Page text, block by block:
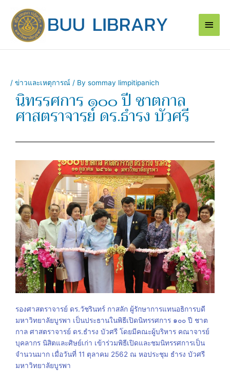
content
Main
/ ข่าวและเหตุการณ์ / By sommay limpitipanich
นิทรรศการ ๑๐๐ ปี ชาตกาล
ศาสตราจารย์ ดร.ธำรง บัวศรี
รองศาสตราจารย์ ดร.วัชรินทร์ กาสลัก ผู้รักษาการแทนอธิการบดี
มหาวิทยาลัยบูรพา เป็นประธานในพิธีเปิดนิทรรศการ ๑๐๐ ปี ชาต
กาล ศาสตราจารย์ ดร.ธำรง บัวศรี โดยมีคณะผู้บริหาร คณาจารย์
บุคลากร นิสิตและศิษย์เก่า เข้าร่วมพิธีเปิดและชมนิทรรศการเป็น
จำนวนมาก เมื่อวันที่ 11 ตุลาคม 2562 ณ หอประชุม ธำรง บัวศรี
มหาวิทยาลัยบูรพา